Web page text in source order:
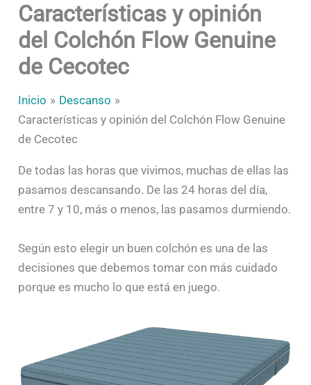
Características y opinión
del Colchón Flow Genuine
de Cecotec
Inicio
Descanso
Características y opinión del Colchón Flow Genuine
de Cecotec
De todas las horas que vivimos, muchas de ellas las
pasamos descansando. De las 24 horas del día,
entre 7 y 10, más o menos, las pasamos durmiendo.
Según esto elegir un buen colchón es una de las
decisiones que debemos tomar con más cuidado
porque es mucho lo que está en juego.